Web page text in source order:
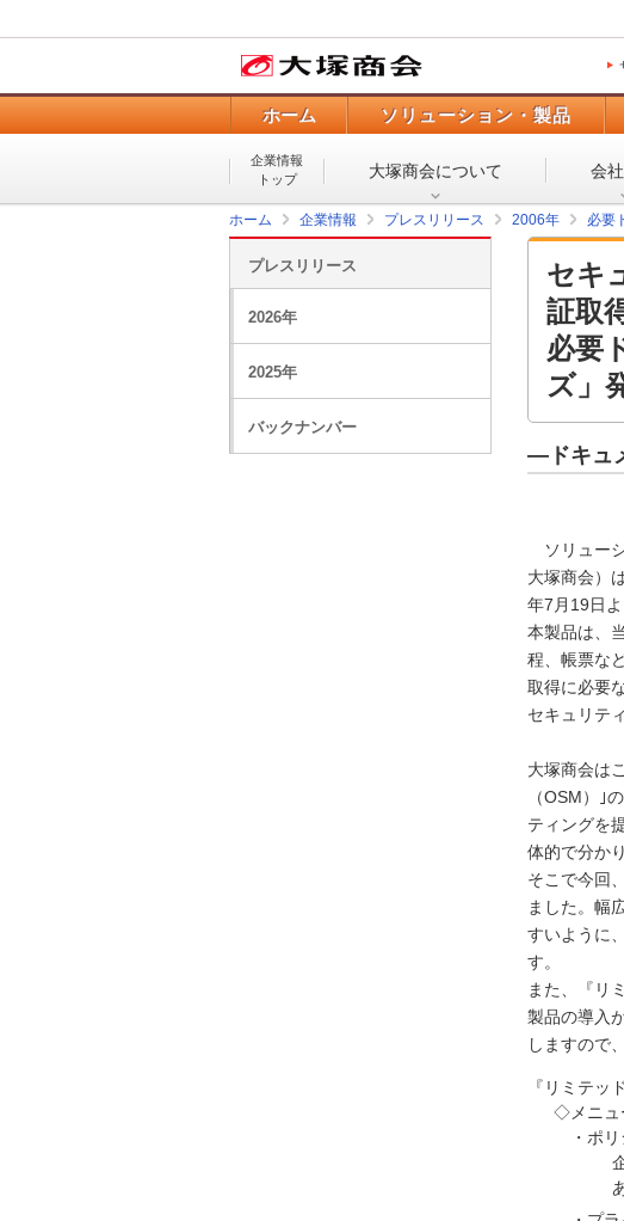
ホーム ソリューション・製品
企業情報
トップ
大塚商会について 会
ホーム 企業情報 プレスリリース 2006年 必要
セキ
証取
必要
ズ」
―ドキュ
ソリュー
大塚商会）
年7月19日
本製品は、
程、帳票な
取得に必要
セキュリテ
大塚商会は
（OSM）｣
ティングを
体的で分か
そこで今回
ました。幅
すいように
す。
また、『リ
製品の導入
しますので
『リミテッ
◇メニュ
・ポ
プレスリリース
2026年
2025年
バックナンバー